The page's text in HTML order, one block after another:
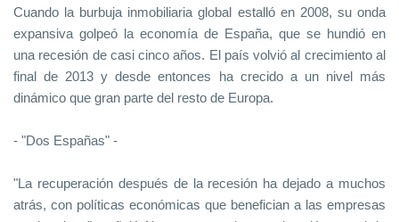
Cuando la burbuja inmobiliaria global estalló en 2008, su onda
expansiva golpeó la economía de España, que se hundió en
una recesión de casi cinco años. El país volvió al crecimiento al
final de 2013 y desde entonces ha crecido a un nivel más
dinámico que gran parte del resto de Europa.
- "Dos Españas" -
"La recuperación después de la recesión ha dejado a muchos
atrás, con políticas económicas que benefician a las empresas